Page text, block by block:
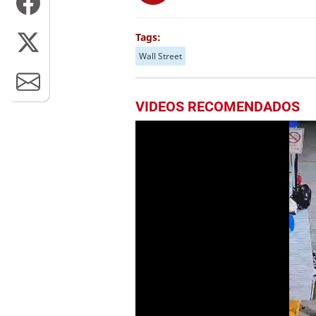
Tags:
Wall Street
VIDEOS RECOMENDADOS